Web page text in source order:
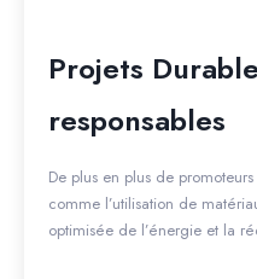
Projets
responsables
De plus en plus de
comme l’utilisation de
optimisée de l’énergie et la